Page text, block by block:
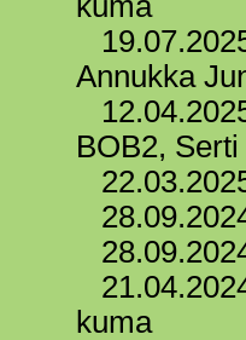
Annukka
BOB2, Serti
kuma